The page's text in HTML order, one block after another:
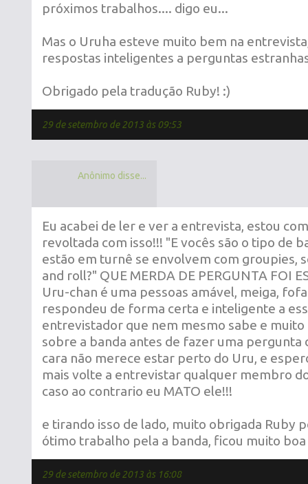
próximos trabalhos.... digo eu...
Mas o Uruha esteve muito bem na
respostas inteligentes a perguntas
Obrigado pela tradução Ruby! :)
29 de setembro de 2013 às 09:53
Anônimo disse...
Eu acabei de ler e ver a entrevista, estou
revoltada com isso!!! "E vocês são o tipo de
estão em turnê se envolvem com groupies,
and roll?" QUE MERDA DE PERGUNTA FOI
Uru-chan é uma pessoas amável, meiga,
respondeu de forma certa e inteligente a
entrevistador que nem mesmo sabe e muito
sobre a banda antes de fazer uma pergunta
cara não merece estar perto do Uru, e
mais volte a entrevistar qualquer membro
caso ao contrario eu MATO ele!!!
e tirando isso de lado, muito obrigada Ruby
ótimo trabalho pela a banda, ficou muito
29 de setembro de 2013 às 16:08